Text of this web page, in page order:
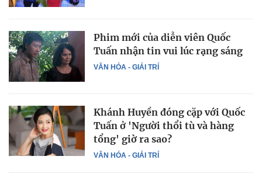
VĂN HÓA - GIẢI TRÍ
Phim mới của diễn viên Quốc
Tuấn nhận tin vui lúc rạng sáng
VĂN HÓA - GIẢI TRÍ
Khánh Huyền đóng cặp với Quốc
Tuấn ở 'Người thổi tù và hàng
tổng' giờ ra sao?